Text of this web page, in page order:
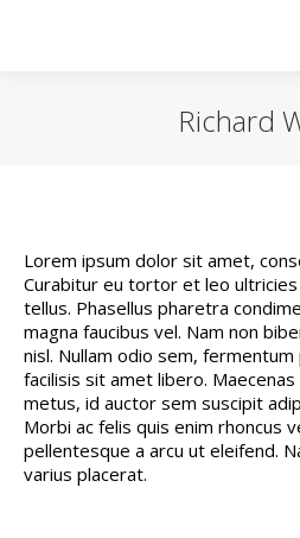
Richard
Lorem ipsum dolor sit amet,
Curabitur eu tortor et leo
tellus. Phasellus pharetra
magna faucibus vel. Nam non
nisl. Nullam odio sem,
facilisis sit amet libero.
metus, id auctor sem suscipit
Morbi ac felis quis enim rhoncus
pellentesque a arcu ut eleifend.
varius placerat.